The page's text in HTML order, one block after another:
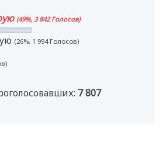
(49%, 3 842 Голосов)
(26%, 1 994 Голосов)
7 807